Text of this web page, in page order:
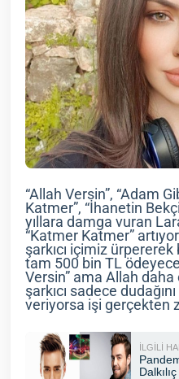
“Allah Versin”, “Adam
Katmer”, “İhanetin
yıllara damga vuran
“Katmer Katmer”
şarkıcı içimiz ürpererek
tam 500 bin TL
Versin” ama Allah
şarkıcı sadece
veriyorsa işi gerçekten